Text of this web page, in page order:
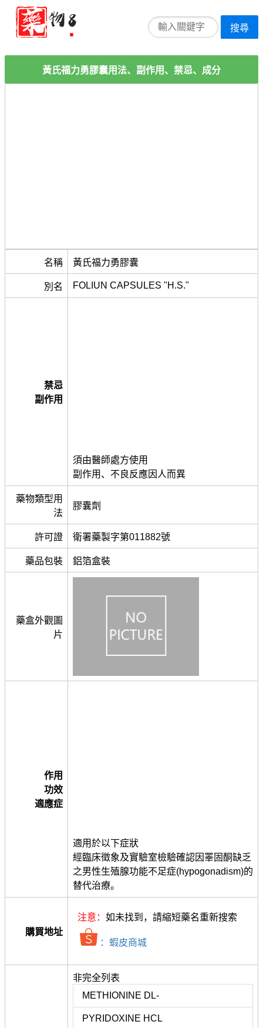
搜尋
黃氏福力勇膠囊用法、副作用、禁忌、成分
名稱 黃氏福力勇膠囊
別名 FOLIUN CAPSULES "H.S."
禁忌
副作用
須由醫師處方使用
副作用、不良反應因人而異
藥物類型用
法
膠囊劑
許可證 衛署藥製字第011882號
藥品包裝 鋁箔盒裝
藥盒外觀圖
片
作用
功效
適應症
適用於以下症狀
經臨床徵象及實驗室檢驗確認因睪固酮缺乏
之男性生殖腺功能不足症(hypogonadism)的
替代治療。
購買地址
注意： 如未找到，請縮短藥名重新搜索
：蝦皮商城
非完全列表
METHIONINE DL-
PYRIDOXINE HCL